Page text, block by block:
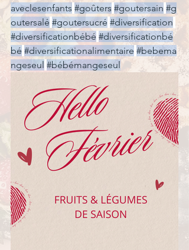
aveclesenfants #goûters #goutersain #g
outersalé #goutersucré #diversification
#diversificationbébé #diversificationbe
bé #diversificationalimentaire #bebema
ngeseul #bébémangeseul